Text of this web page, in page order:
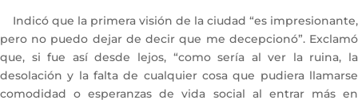
Indicó que la primera visión de la ciudad “es impresionante,
pero no puedo dejar de decir que me decepcionó”. Exclamó
que, si fue así desde lejos, “como sería al ver la ruina, la
desolación y la falta de cualquier cosa que pudiera llamarse
comodidad o esperanzas de vida social al entrar más en